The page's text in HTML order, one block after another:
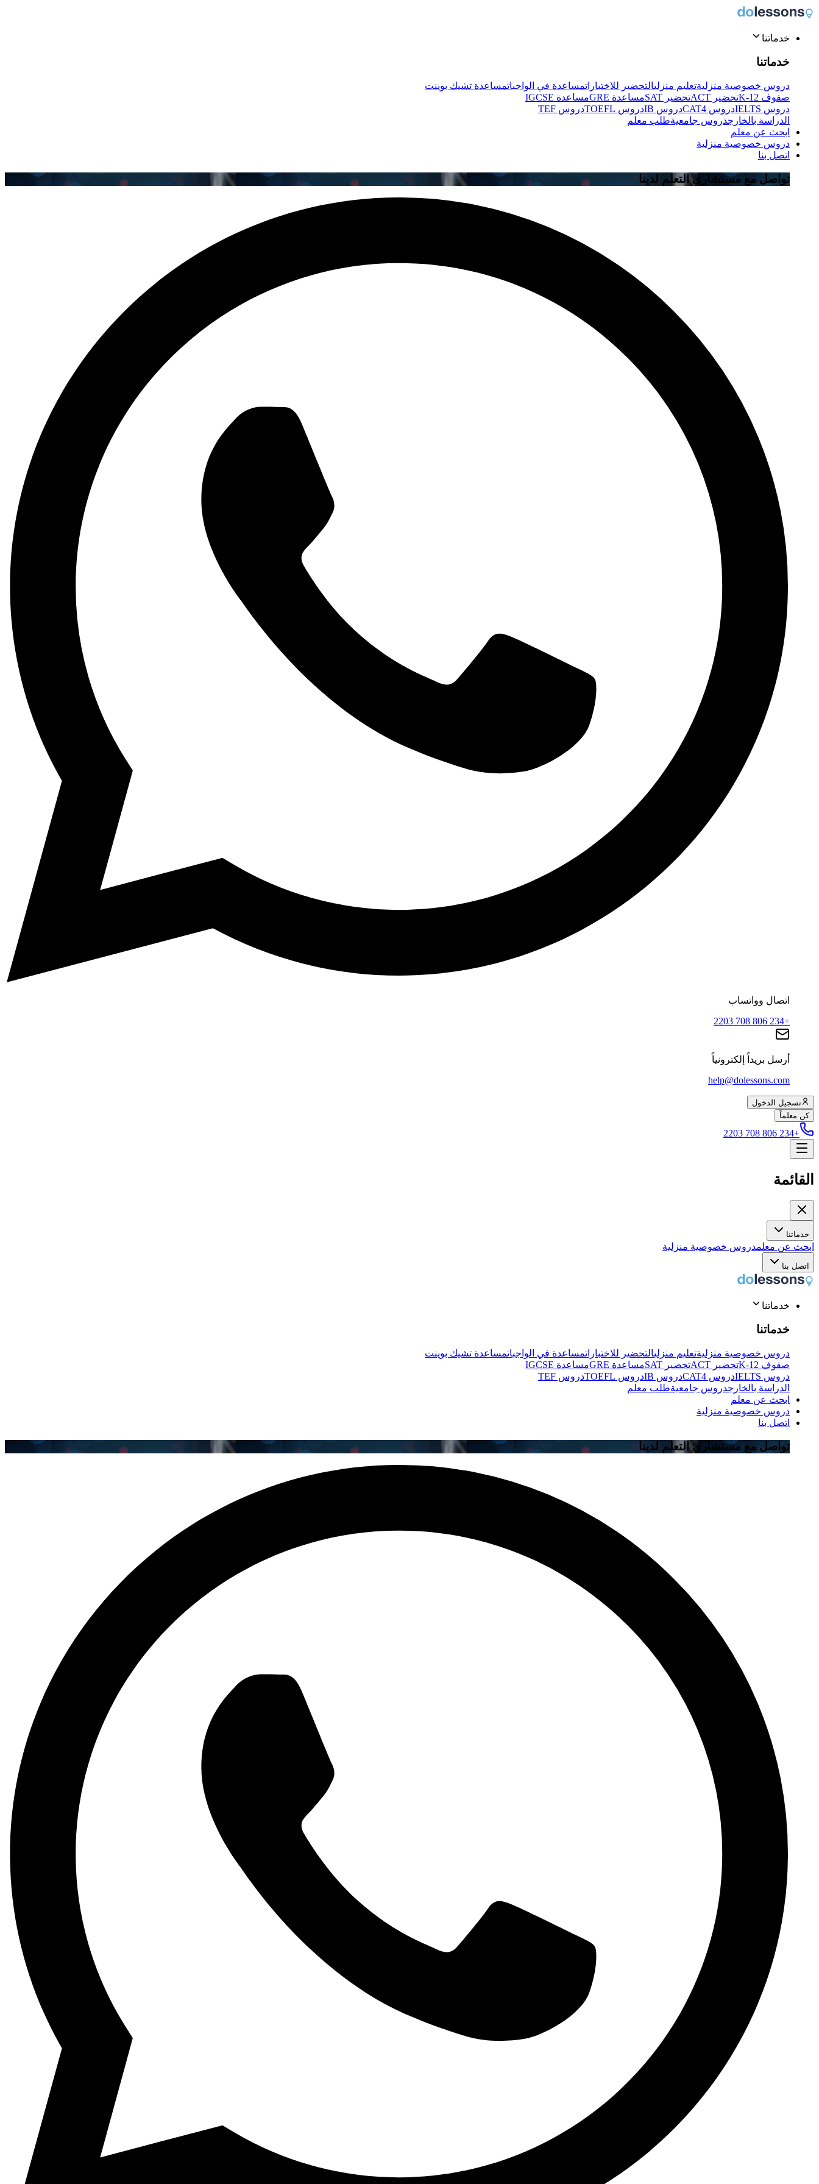
خدماتنا
خدماتنا
دروس خصوصية منزليةتعليم منزليالتحضير للاختباراتمساعدة في الواجباتمساعدة تشيك بوينت
صفوف K-12
تحضير ACT تحضير SAT مساعدة GRE
مساعدة IGCSE
دروس IELTS
دروس CAT4 دروس IB دروس TOEFL
دروس TEF
الدراسة بالخارجدروس جامعيةطلب معلم
ابحث عن معلم
دروس خصوصية منزلية
اتصل بنا
تواصل مع مستشاري التعلم لدينا
اتصال وواتساب
+234 806 708 2203
أرسل بريداً إلكترونياً
help@dolessons.com
تسجيل الدخول
كن معلماً
+234 806 708 2203
القائمة
خدماتنا
ابحث عن معلمدروس خصوصية منزلية
اتصل بنا
خدماتنا
خدماتنا
دروس خصوصية منزليةتعليم منزليالتحضير للاختباراتمساعدة في الواجباتمساعدة تشيك بوينت
صفوف K-12
تحضير ACT تحضير SAT مساعدة GRE
مساعدة IGCSE
دروس IELTS
دروس CAT4 دروس IB دروس TOEFL
دروس TEF
الدراسة بالخارجدروس جامعيةطلب معلم
ابحث عن معلم
دروس خصوصية منزلية
اتصل بنا
تواصل مع مستشاري التعلم لدينا